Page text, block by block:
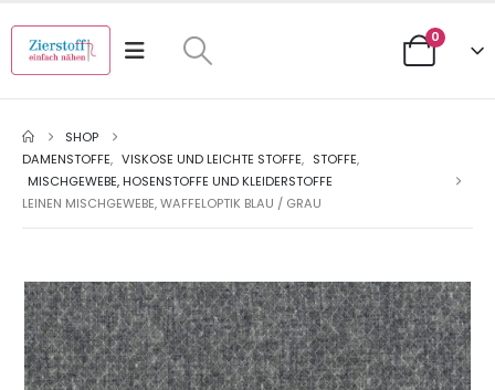
0
SHOP
DAMENSTOFFE, VISKOSE UND LEICHTE STOFFE, STOFFE,
MISCHGEWEBE, HOSENSTOFFE UND KLEIDERSTOFFE
LEINEN MISCHGEWEBE, WAFFELOPTIK BLAU / GRAU